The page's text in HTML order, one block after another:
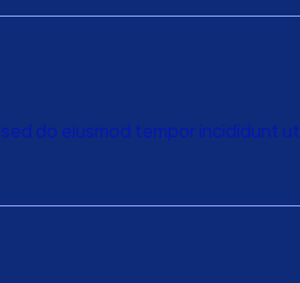
do eiusmod tempor incididunt ut